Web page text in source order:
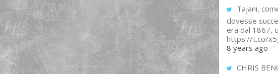
Tajani,
dovesse
era dal 1867,
https://t.co/
8 years ago
CHRIS